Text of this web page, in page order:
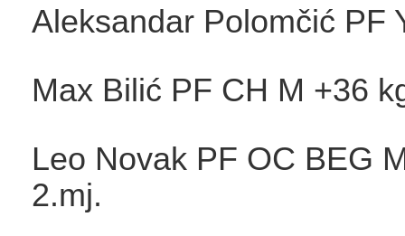
Aleksandar Polomčić PF
Max Bilić PF CH M +36
Leo Novak PF OC BEG
2.mj.